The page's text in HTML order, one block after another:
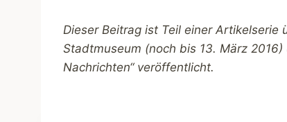
Dieser Beitrag ist Teil einer Artikelserie
Stadtmuseum (noch bis 13. März
Nachrichten“ veröffentlicht.